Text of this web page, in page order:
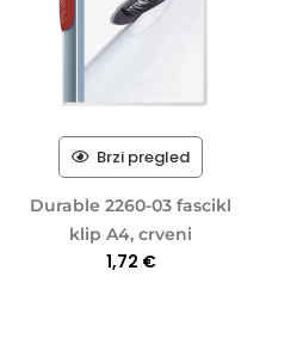
Brzi pregled
Durable 2260-03 fascikl
klip A4, crveni
1,72 €